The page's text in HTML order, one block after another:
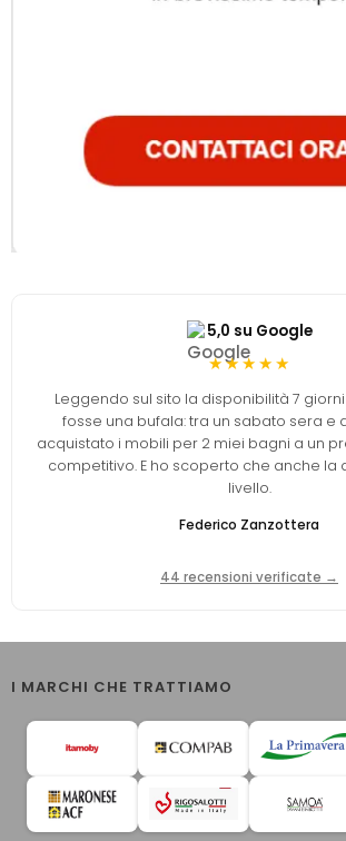
5,0 su Google
★★★★★
Leggendo sul sito la disponibilità 7
fosse una bufala: tra un sabato sera e
acquistato i mobili per 2 miei bagni a un
competitivo. E ho scoperto che anche la
livello.
Federico Zanzottera
44 recensioni verificate →
I MARCHI CHE TRATTIAMO